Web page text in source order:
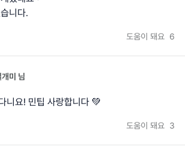
니다.
도움이 돼요 6
미 님
니요! 민팁 사랑합니다 💚
도움이 돼요 3